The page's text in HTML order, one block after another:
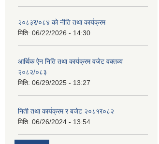
२०८३र/०८४ को नीति तथा कार्यक्रम
मिति: 06/22/2026 - 14:30
आर्थिक ऐन निति तथा कार्यक्रम वजेट वक्तव्य
२०८२/०८३
मिति: 06/29/2025 - 13:27
निती तथा कार्यक्रम र बजेट २०८१र०८२
मिति: 06/26/2024 - 13:54